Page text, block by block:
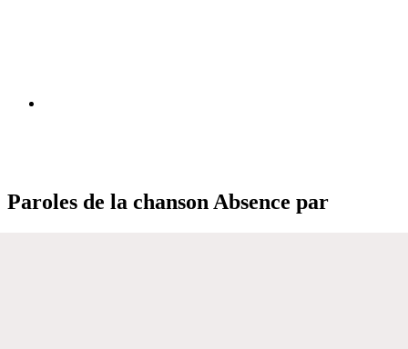
Paroles de la chanson Absence par